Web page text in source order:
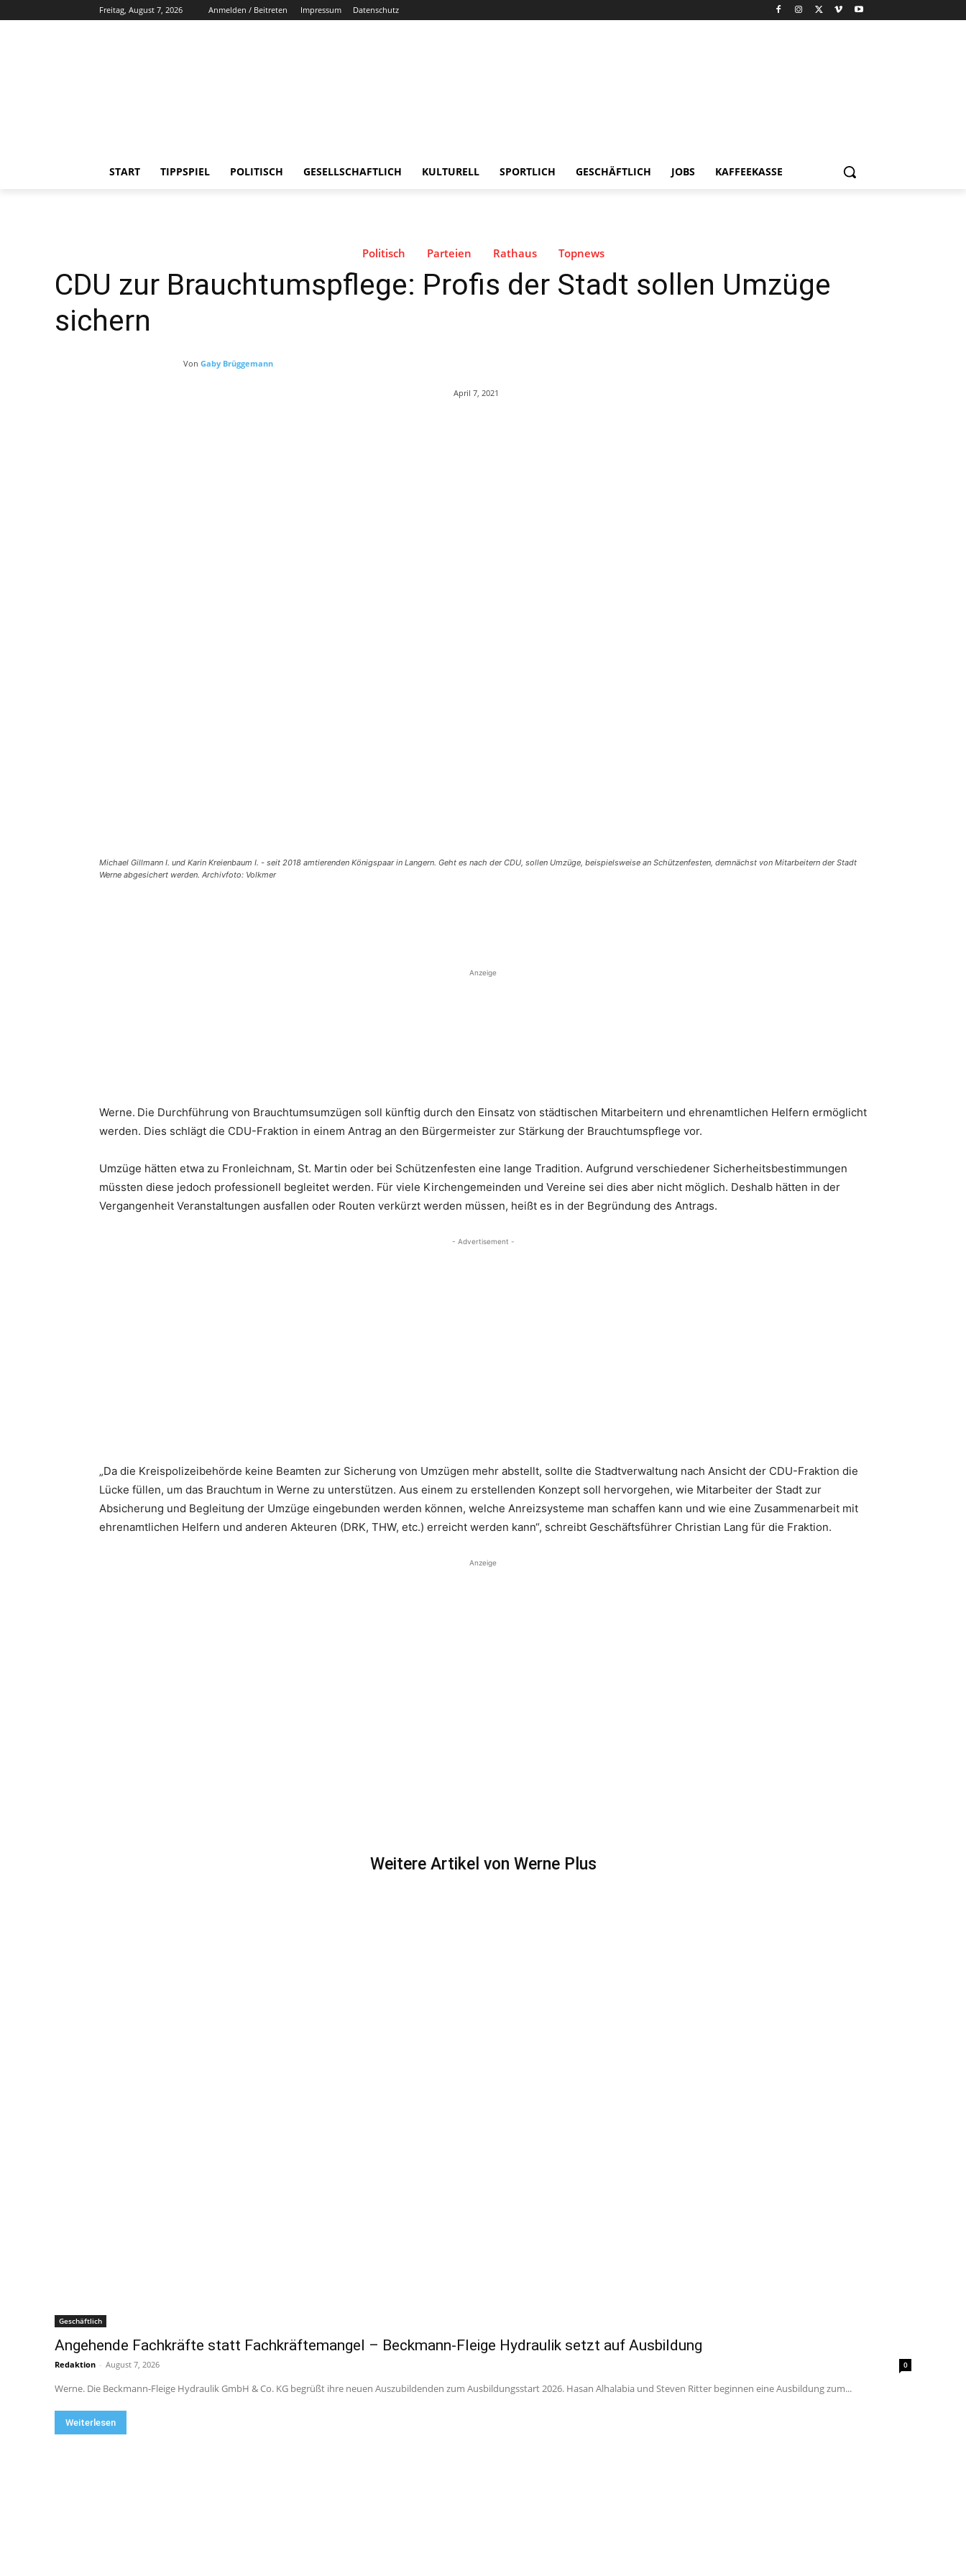
Freitag, August 7, 2026 Anmelden / Beitreten Impressum Datenschutz
START TIPPSPIEL POLITISCH GESELLSCHAFTLICH KULTURELL SPORTLICH GESCHÄFTLICH JOBS KAFFEEKASSE
Politisch Parteien Rathaus Topnews
CDU zur Brauchtumspflege: Profis der Stadt sollen Umzüge
sichern
Von Gaby Brüggemann
April 7, 2021
Michael Gillmann I. und Karin Kreienbaum I. - seit 2018 amtierenden Königspaar in Langern. Geht es nach der CDU, sollen Umzüge, beispielsweise an Schützenfesten, demnächst von Mitarbeitern der Stadt
Werne abgesichert werden. Archivfoto: Volkmer
Anzeige
Werne. Die Durchführung von Brauchtumsumzügen soll künftig durch den Einsatz von städtischen Mitarbeitern und ehrenamtlichen Helfern ermöglicht
werden. Dies schlägt die CDU-Fraktion in einem Antrag an den Bürgermeister zur Stärkung der Brauchtumspflege vor.
Umzüge hätten etwa zu Fronleichnam, St. Martin oder bei Schützenfesten eine lange Tradition. Aufgrund verschiedener Sicherheitsbestimmungen
müssten diese jedoch professionell begleitet werden. Für viele Kirchengemeinden und Vereine sei dies aber nicht möglich. Deshalb hätten in der
Vergangenheit Veranstaltungen ausfallen oder Routen verkürzt werden müssen, heißt es in der Begründung des Antrags.
- Advertisement -
„Da die Kreispolizeibehörde keine Beamten zur Sicherung von Umzügen mehr abstellt, sollte die Stadtverwaltung nach Ansicht der CDU-Fraktion die
Lücke füllen, um das Brauchtum in Werne zu unterstützen. Aus einem zu erstellenden Konzept soll hervorgehen, wie Mitarbeiter der Stadt zur
Absicherung und Begleitung der Umzüge eingebunden werden können, welche Anreizsysteme man schaffen kann und wie eine Zusammenarbeit mit
ehrenamtlichen Helfern und anderen Akteuren (DRK, THW, etc.) erreicht werden kann“, schreibt Geschäftsführer Christian Lang für die Fraktion.
Anzeige
Weitere Artikel von Werne Plus
Geschäftlich
Angehende Fachkräfte statt Fachkräftemangel – Beckmann-Fleige Hydraulik setzt auf Ausbildung
Redaktion - August 7, 2026 0
Werne. Die Beckmann-Fleige Hydraulik GmbH & Co. KG begrüßt ihre neuen Auszubildenden zum Ausbildungsstart 2026. Hasan Alhalabia und Steven Ritter beginnen eine Ausbildung zum...
Weiterlesen